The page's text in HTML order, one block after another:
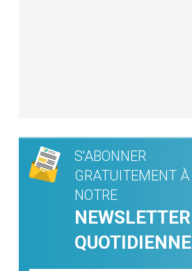
S'ABONNER
GRATUITEMENT À
NOTRE
NEWSLETTER
QUOTIDIENNE